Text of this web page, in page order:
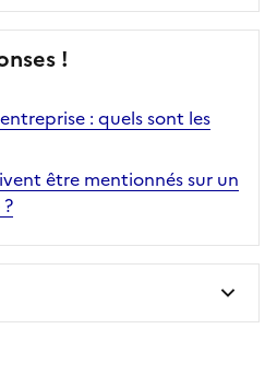
!
: quels sont les
être mentionnés sur un